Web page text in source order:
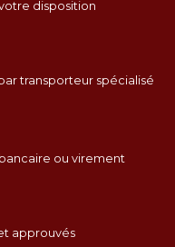
disposition
transporteur spécialisé
ou virement
approuvés